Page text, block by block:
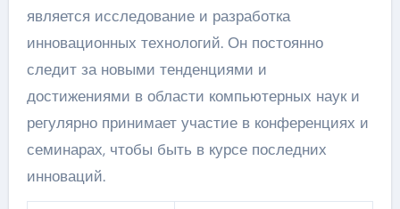
является исследование и разработка
инновационных технологий. Он постоянно
следит за новыми тенденциями и
достижениями в области компьютерных наук и
регулярно принимает участие в конференциях и
семинарах, чтобы быть в курсе последних
инноваций.